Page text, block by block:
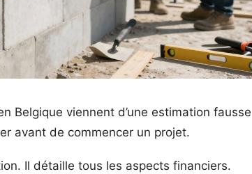
Belgique viennent d’une estimation fausse
avant de commencer un projet.
Il détaille tous les aspects financiers.